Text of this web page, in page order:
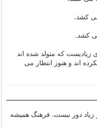
کشد.
کشد.
زیادیست که متولد شده اند
اند و هنوز انتظار می
دور نیست. فرهنگ همیشه